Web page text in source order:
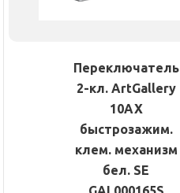
Переключатель
2-кл. ArtGallery
10AX
быстрозажим.
клем. механизм
бел. SE